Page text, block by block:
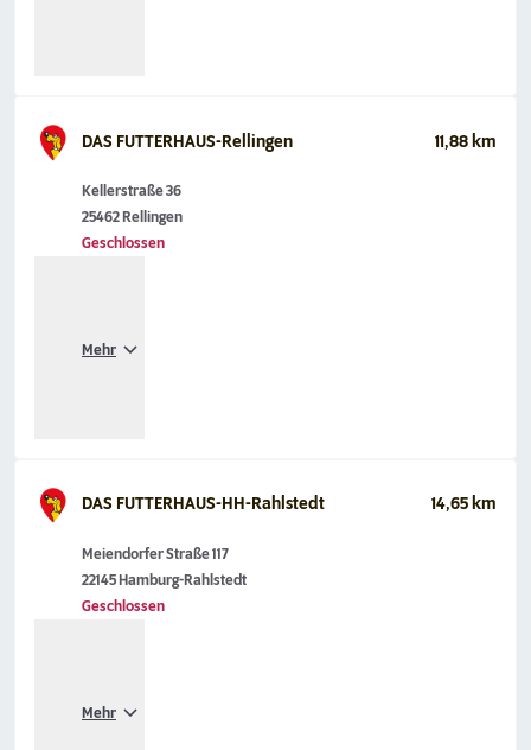
DAS FUTTERHAUS-Rellingen 11,88 km
Kellerstraße 36
25462 Rellingen
Geschlossen
Mehr
DAS FUTTERHAUS-HH-Rahlstedt 14,65 km
Meiendorfer Straße 117
22145 Hamburg-Rahlstedt
Geschlossen
Mehr